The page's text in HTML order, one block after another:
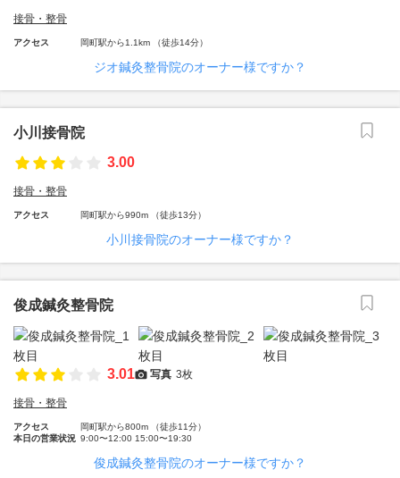
接骨・整骨
アクセス 岡町駅から1.1km （徒歩14分）
ジオ鍼灸整骨院のオーナー様ですか？
小川接骨院
3.00
接骨・整骨
アクセス 岡町駅から990m （徒歩13分）
小川接骨院のオーナー様ですか？
俊成鍼灸整骨院
3.01 写真 3枚
接骨・整骨
アクセス
岡町駅から800m （徒歩11分）
本日の営業状況 9:00〜12:00 15:00〜19:30
俊成鍼灸整骨院のオーナー様ですか？